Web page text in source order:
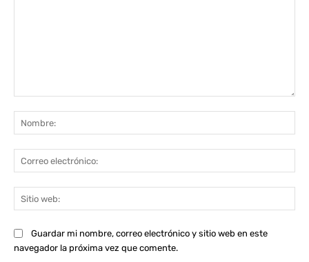
Guardar mi nombre, correo electrónico y sitio web en este
navegador la próxima vez que comente.